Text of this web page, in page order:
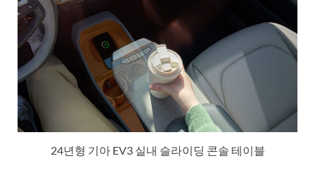
24년형 기아 EV3 실내 슬라이딩 콘솔 테이블